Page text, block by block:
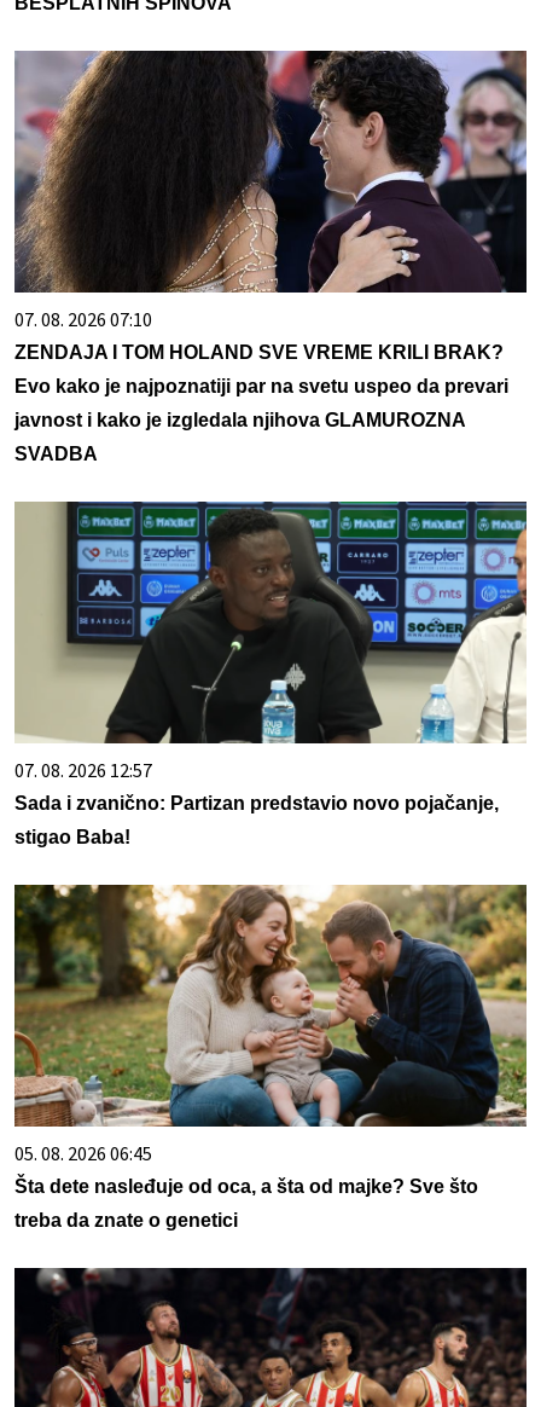
07. 08. 2026 07:10
ZENDAJA I TOM HOLAND SVE VREME KRILI BRAK?
Evo kako je najpoznatiji par na svetu uspeo da prevari
javnost i kako je izgledala njihova GLAMUROZNA
SVADBA
07. 08. 2026 12:57
Sada i zvanično: Partizan predstavio novo pojačanje,
stigao Baba!
05. 08. 2026 06:45
Šta dete nasleđuje od oca, a šta od majke? Sve što
treba da znate o genetici